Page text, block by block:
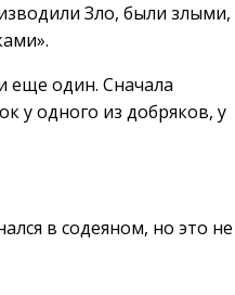
Зло, были злыми,
еще один. Сначала
у одного из добряков, у
в содеяном, но это не